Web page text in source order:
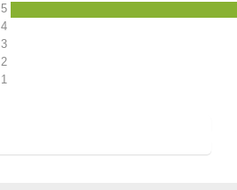
5
4
3
2
1